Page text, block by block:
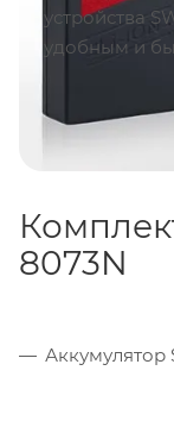
устройства
удобным и
8073N
Аккумулятор